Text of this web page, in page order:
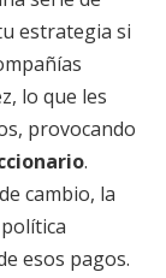
estrategia si
lo que les
provocando
.
cambio, la
esos pagos.